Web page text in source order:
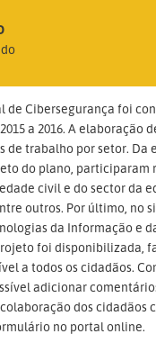
de Cibersegurança foi
a 2016. A elaboração
de trabalho por setor. Da
do plano, participaram
civil e do sector da
outros. Por último, no
da Informação e
foi disponibilizada,
a todos os cidadãos.
adicionar
dos cidadãos
no portal online.